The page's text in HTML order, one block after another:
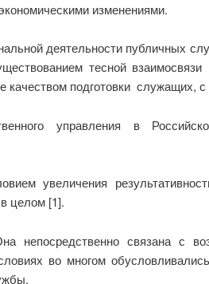
изменениями.
деятельности публичных
тесной
подготовки служащих, с
управления в
увеличения
целом [1].
связана с
во многом